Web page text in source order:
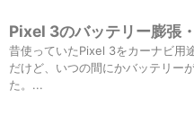
Pixel 3のバッテリー膨張
昔使っていたPixel 3をカーナビ用
だけど、いつの間にかバッテリー
た。...